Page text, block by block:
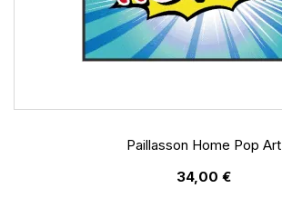
Paillasson Home Pop Art
34,00 €